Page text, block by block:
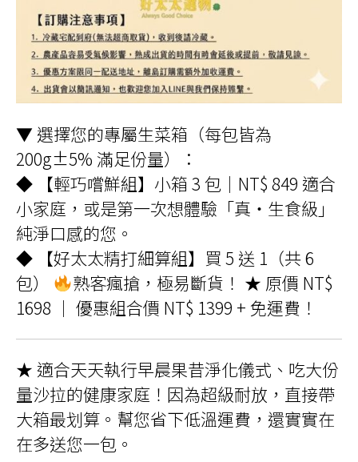
▼ 選擇您的專屬生菜箱（每包皆為
200g±5% 滿足份量）：
◆ 【輕巧嚐鮮組】小箱 3 包｜NT$ 849 適合
小家庭，或是第一次想體驗「真・生食級」
純淨口感的您。
◆ 【好太太精打細算組】買 5 送 1（共 6
包）
熟客瘋搶，極易斷貨！ ★ 原價 NT$
1698 ｜ 優惠組合價 NT$ 1399 + 免運費！
★ 適合天天執行早晨果昔淨化儀式、吃大份
量沙拉的健康家庭！因為超級耐放，直接帶
大箱最划算。幫您省下低溫運費，還實實在
在多送您一包。